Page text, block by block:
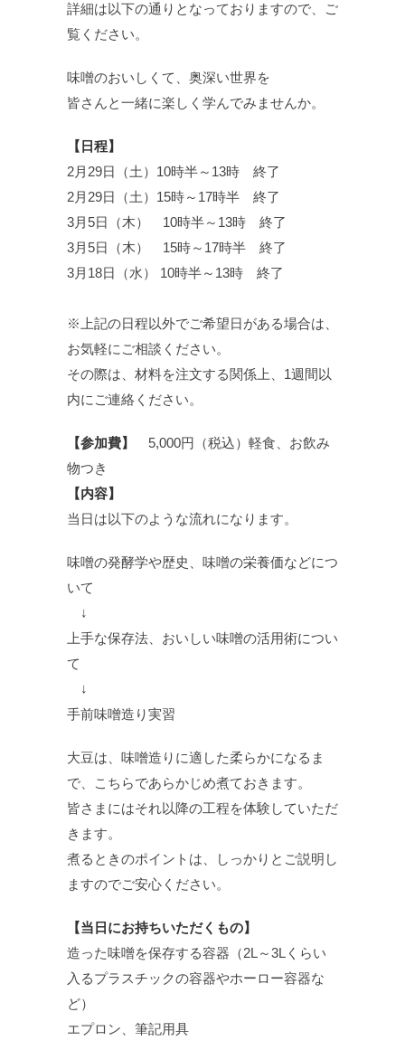
詳細は以下の通りとなっておりますので、ご
覧ください。
味噌のおいしくて、奥深い世界を
皆さんと一緒に楽しく学んでみませんか。
【日程】
2月29日（土）10時半～13時 終了
2月29日（土）15時～17時半 終了
3月5日（木） 10時半～13時 終了
3月5日（木） 15時～17時半 終了
3月18日（水） 10時半～13時 終了
※上記の日程以外でご希望日がある場合は、
お気軽にご相談ください。
その際は、材料を注文する関係上、1週間以
内にご連絡ください。
【参加費】
5,000円（税込）軽食、お飲み
物つき
【内容】
当日は以下のような流れになります。
味噌の発酵学や歴史、味噌の栄養価などにつ
いて
↓
上手な保存法、おいしい味噌の活用術につい
て
↓
手前味噌造り実習
大豆は、味噌造りに適した柔らかになるま
で、こちらであらかじめ煮ておきます。
皆さまにはそれ以降の工程を体験していただ
きます。
煮るときのポイントは、しっかりとご説明し
ますのでご安心ください。
【当日にお持ちいただくもの】
造った味噌を保存する容器（2L～3Lくらい
入るプラスチックの容器やホーロー容器な
ど）
エプロン、筆記用具